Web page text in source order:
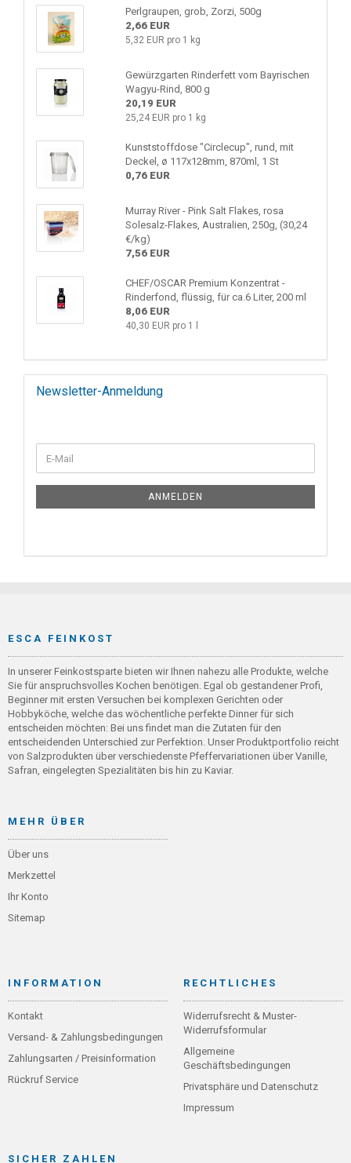
Perlgraupen, grob, Zorzi, 500g
2,66 EUR
5,32 EUR pro 1 kg
Gewürzgarten Rinderfett vom Bayrischen
Wagyu-Rind, 800 g
20,19 EUR
25,24 EUR pro 1 kg
Kunststoffdose "Circlecup", rund, mit
Deckel, ø 117x128mm, 870ml, 1 St
0,76 EUR
Murray River - Pink Salt Flakes, rosa
Solesalz-Flakes, Australien, 250g, (30,24
€/kg)
7,56 EUR
CHEF/OSCAR Premium Konzentrat -
Rinderfond, flüssig, für ca.6 Liter, 200 ml
8,06 EUR
40,30 EUR pro 1 l
Newsletter-Anmeldung
ANMELDEN
ESCA FEINKOST
In unserer Feinkostsparte bieten wir Ihnen nahezu alle Produkte, welche
Sie für anspruchsvolles Kochen benötigen. Egal ob gestandener Profi,
Beginner mit ersten Versuchen bei komplexen Gerichten oder
Hobbyköche, welche das wöchentliche perfekte Dinner für sich
entscheiden möchten: Bei uns findet man die Zutaten für den
entscheidenden Unterschied zur Perfektion. Unser Produktportfolio reicht
von Salzprodukten über verschiedenste Pfeffervariationen über Vanille,
Safran, eingelegten Spezialitäten bis hin zu Kaviar.
MEHR ÜBER
Über uns
Merkzettel
Ihr Konto
Sitemap
INFORMATION
Kontakt
Versand- & Zahlungsbedingungen
Zahlungsarten / Preisinformation
Rückruf Service
RECHTLICHES
Widerrufsrecht & Muster-
Widerrufsformular
Allgemeine
Geschäftsbedingungen
Privatsphäre und Datenschutz
Impressum
SICHER ZAHLEN